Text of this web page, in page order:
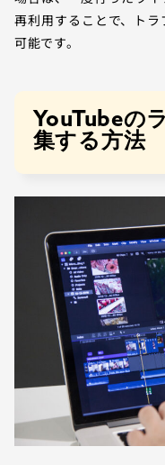
再利用することで、ト
可能です。
YouTubeの
集する方法